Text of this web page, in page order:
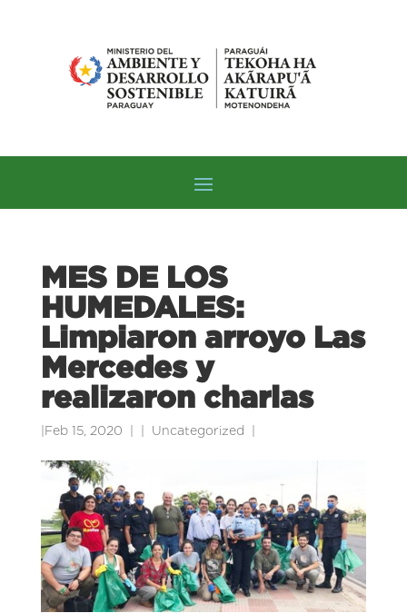
MES DE LOS
HUMEDALES:
Limpiaron arroyo Las
Mercedes y
realizaron charlas
Feb 15, 2020 Uncategorized